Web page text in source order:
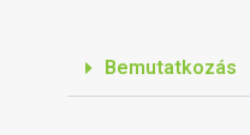
Bemutatkozás